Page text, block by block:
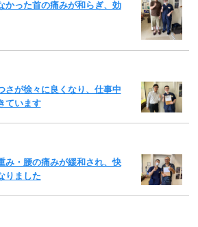
かった首の痛みが和らぎ、効
さが徐々に良くなり、仕事中
ています
み・腰の痛みが緩和され、快
りました